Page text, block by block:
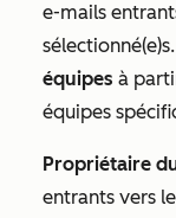
e-mails
équipes à
équipes
Propriétaire
entrants vers